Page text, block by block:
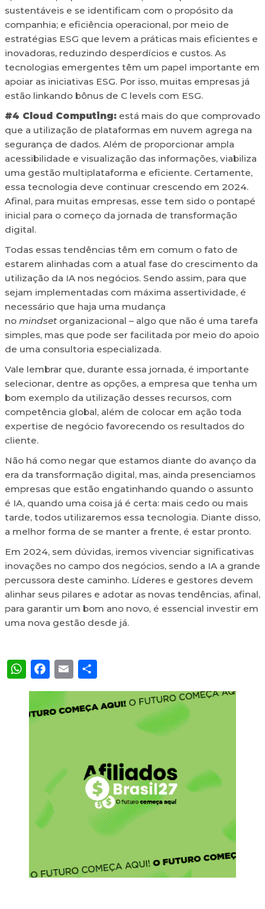
sustentáveis e se identificam com o propósito da
companhia; e eficiência operacional, por meio de
estratégias ESG que levem a práticas mais eficientes e
inovadoras, reduzindo desperdícios e custos. As
tecnologias emergentes têm um papel importante em
apoiar as iniciativas ESG. Por isso, muitas empresas já
estão linkando bônus de C levels com ESG.
#4 Cloud Computing:está mais do que comprovado
que a utilização de plataformas em nuvem agrega na
segurança de dados. Além de proporcionar ampla
acessibilidade e visualização das informações, viabiliza
uma gestão multiplataforma e eficiente. Certamente,
essa tecnologia deve continuar crescendo em 2024.
Afinal, para muitas empresas, esse tem sido o pontapé
inicial para o começo da jornada de transformação
digital.
Todas essas tendências têm em comum o fato de
estarem alinhadas com a atual fase do crescimento da
utilização da IA nos negócios. Sendo assim, para que
sejam implementadas com máxima assertividade, é
necessário que haja uma mudança
no mindset organizacional – algo que não é uma tarefa
simples, mas que pode ser facilitada por meio do apoio
de uma consultoria especializada.
Vale lembrar que, durante essa jornada, é importante
selecionar, dentre as opções, a empresa que tenha um
bom exemplo da utilização desses recursos, com
competência global, além de colocar em ação toda
expertise de negócio favorecendo os resultados do
cliente.
Não há como negar que estamos diante do avanço da
era da transformação digital, mas, ainda presenciamos
empresas que estão engatinhando quando o assunto
é IA, quando uma coisa já é certa: mais cedo ou mais
tarde, todos utilizaremos essa tecnologia. Diante disso,
a melhor forma de se manter a frente, é estar pronto.
Em 2024, sem dúvidas, iremos vivenciar significativas
inovações no campo dos negócios, sendo a IA a grande
percussora deste caminho. Líderes e gestores devem
alinhar seus pilares e adotar as novas tendências, afinal,
para garantir um bom ano novo, é essencial investir em
uma nova gestão desde já.
WhatsApp
Facebook
EmailShare